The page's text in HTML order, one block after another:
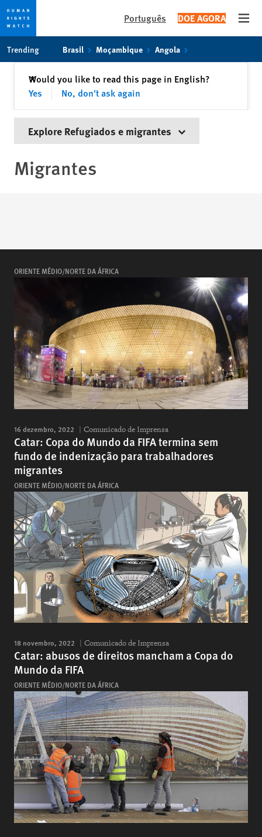
content
Português DOE AGORA
Trending Brasil Moçambique Angola
Would you like to read this page in English?
Yes
No, don't ask again
✕Fechar
Explore Refugiados e migrantes
Migrantes
ORIENTE MÉDIO/NORTE DA ÁFRICA
16 dezembro, 2022 Comunicado de Imprensa
Catar: Copa do Mundo da FIFA termina sem
fundo de indenização para trabalhadores
migrantes
ORIENTE MÉDIO/NORTE DA ÁFRICA
18 novembro, 2022 Comunicado de Imprensa
Catar: abusos de direitos mancham a Copa do
Mundo da FIFA
ORIENTE MÉDIO/NORTE DA ÁFRICA